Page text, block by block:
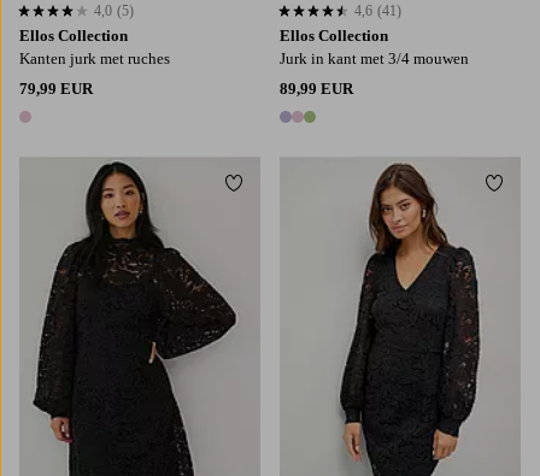
Ellos Collection
Kanten jurk met ruches
79,99 EUR
1 kleur
4,0 op basis van 5 beoordelingen
4,0 (5)
Ellos Collection
Jurk in kant met 3/4 mouwen
89,99 EUR
3 kleuren
4,6 op basis van 41 beoordelingen
4,6 (41)
Toevoegen aan favorieten